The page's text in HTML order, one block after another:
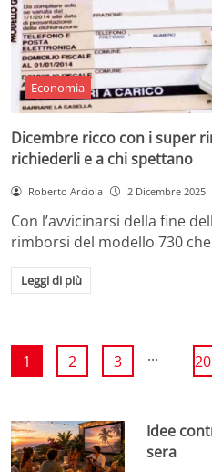
Economia
Dicembre ricco con i super
richiederli e a chi spettano
Roberto Arciola 2 Dicembre 2025
Con l’avvicinarsi della fine
rimborsi del modello 730
Leggi di più
1 2 3 ...
Idee
sera